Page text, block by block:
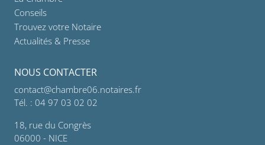
Conseils
Trouvez votre Notaire
Actualités & Presse
NOUS CONTACTER
contact@chambre06.notaires.fr
Tél. : 04 97 03 02 02
18, rue du Congrès
06000 - NICE